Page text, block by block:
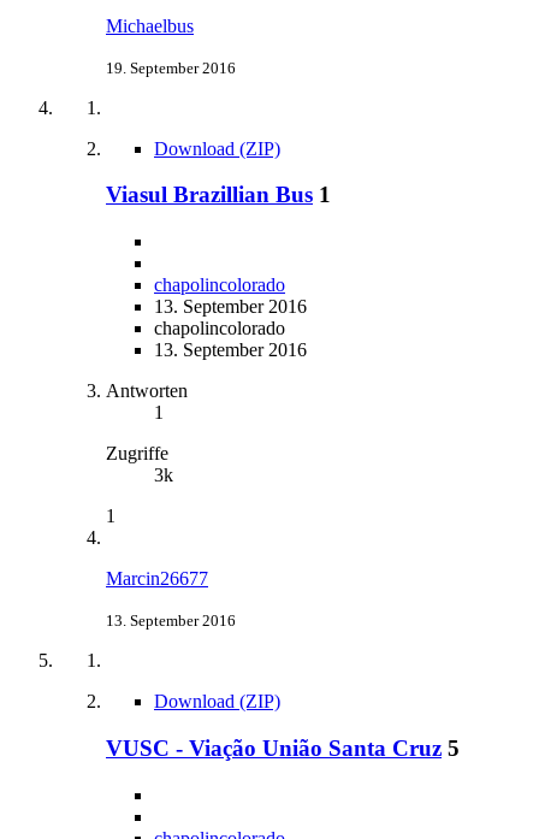
Michaelbus
19. September 2016
Download (ZIP)
Viasul Brazillian Bus 1
chapolincolorado
13. September 2016
chapolincolorado
13. September 2016
Antworten
1
Zugriffe
3k
1
Marcin26677
13. September 2016
Download (ZIP)
VUSC - Viação União Santa Cruz 5